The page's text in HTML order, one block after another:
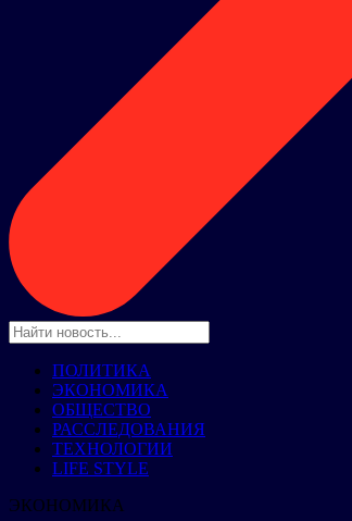
ПОЛИТИКА
ЭКОНОМИКА
ОБЩЕСТВО
РАССЛЕДОВАНИЯ
ТЕХНОЛОГИИ
LIFE STYLE
ЭКОНОМИКА